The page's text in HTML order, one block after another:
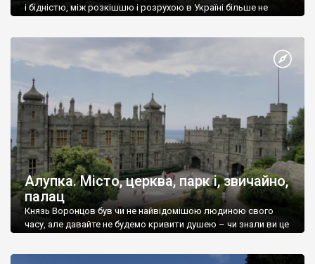
і бідністю, між розкішшю і розрухою в Україні більше не
Алупка. Місто, церква, парк і, звичайно,
палац
Князь Воронцов був чи не найвідомішою людиною свого
часу, але давайте не будемо кривити душею – чи знали ви це